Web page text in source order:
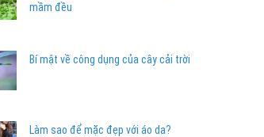
mầm đều
Bí mật về công dụng của cây cải trời
Làm sao để mặc đẹp với áo da?